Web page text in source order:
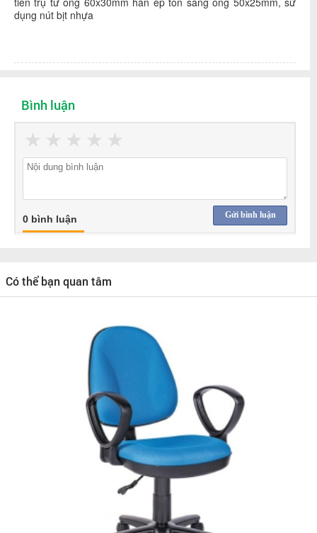
dụng nút bịt nhựa
Bình luận
★
★
★
★
★
Gửi bình luận
0 bình luận
Có thể bạn quan tâm